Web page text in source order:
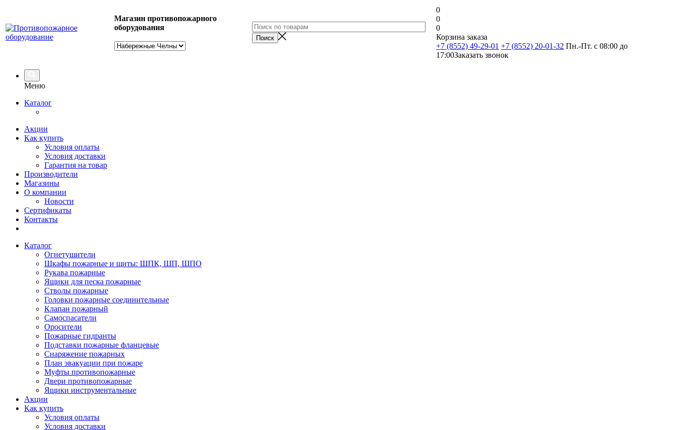
Магазин противопожарного
оборудования
0
0
0
Корзина заказа
+7 (8552) 49-29-01 +7 (8552) 20-01-32 Пн.-Пт. с 08:00 до
17:00Заказать звонок
Меню
Каталог
Акции
Как купить
Условия оплаты
Условия доставки
Гарантия на товар
Производители
Магазины
О компании
Новости
Сертификаты
Контакты
Каталог
Огнетушители
Шкафы пожарные и щиты: ШПК, ШП, ШПО
Рукава пожарные
Ящики для песка пожарные
Стволы пожарные
Головки пожарные соединительные
Клапан пожарный
Самоспасатели
Оросители
Пожарные гидранты
Подставки пожарные фланцевые
Снаряжение пожарных
План эвакуации при пожаре
Муфты противопожарные
Двери противопожарные
Ящики инструментальные
Акции
Как купить
Условия оплаты
Условия доставки